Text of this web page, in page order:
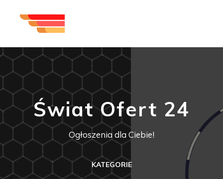
Świat Ofert 24
Ogłoszenia dla Ciebie!
KATEGORIE